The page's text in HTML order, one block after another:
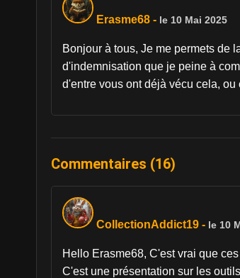
Erasme68 - le 10 Mai 2025
Bonjour à tous, Je me permets de
d'indemnisation que je peine à
d'entre vous ont déjà vécu cela,
Commentaires (16)
CollectionAddict19 - le 10
Hello Erasme68, C'est vrai que
C'est une présentation sur les